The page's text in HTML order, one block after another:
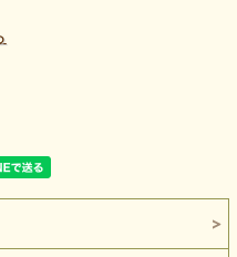
ル：30％
。
す
凹凸あり）
タン直径：約2cm
り異なります。厚み・伸び